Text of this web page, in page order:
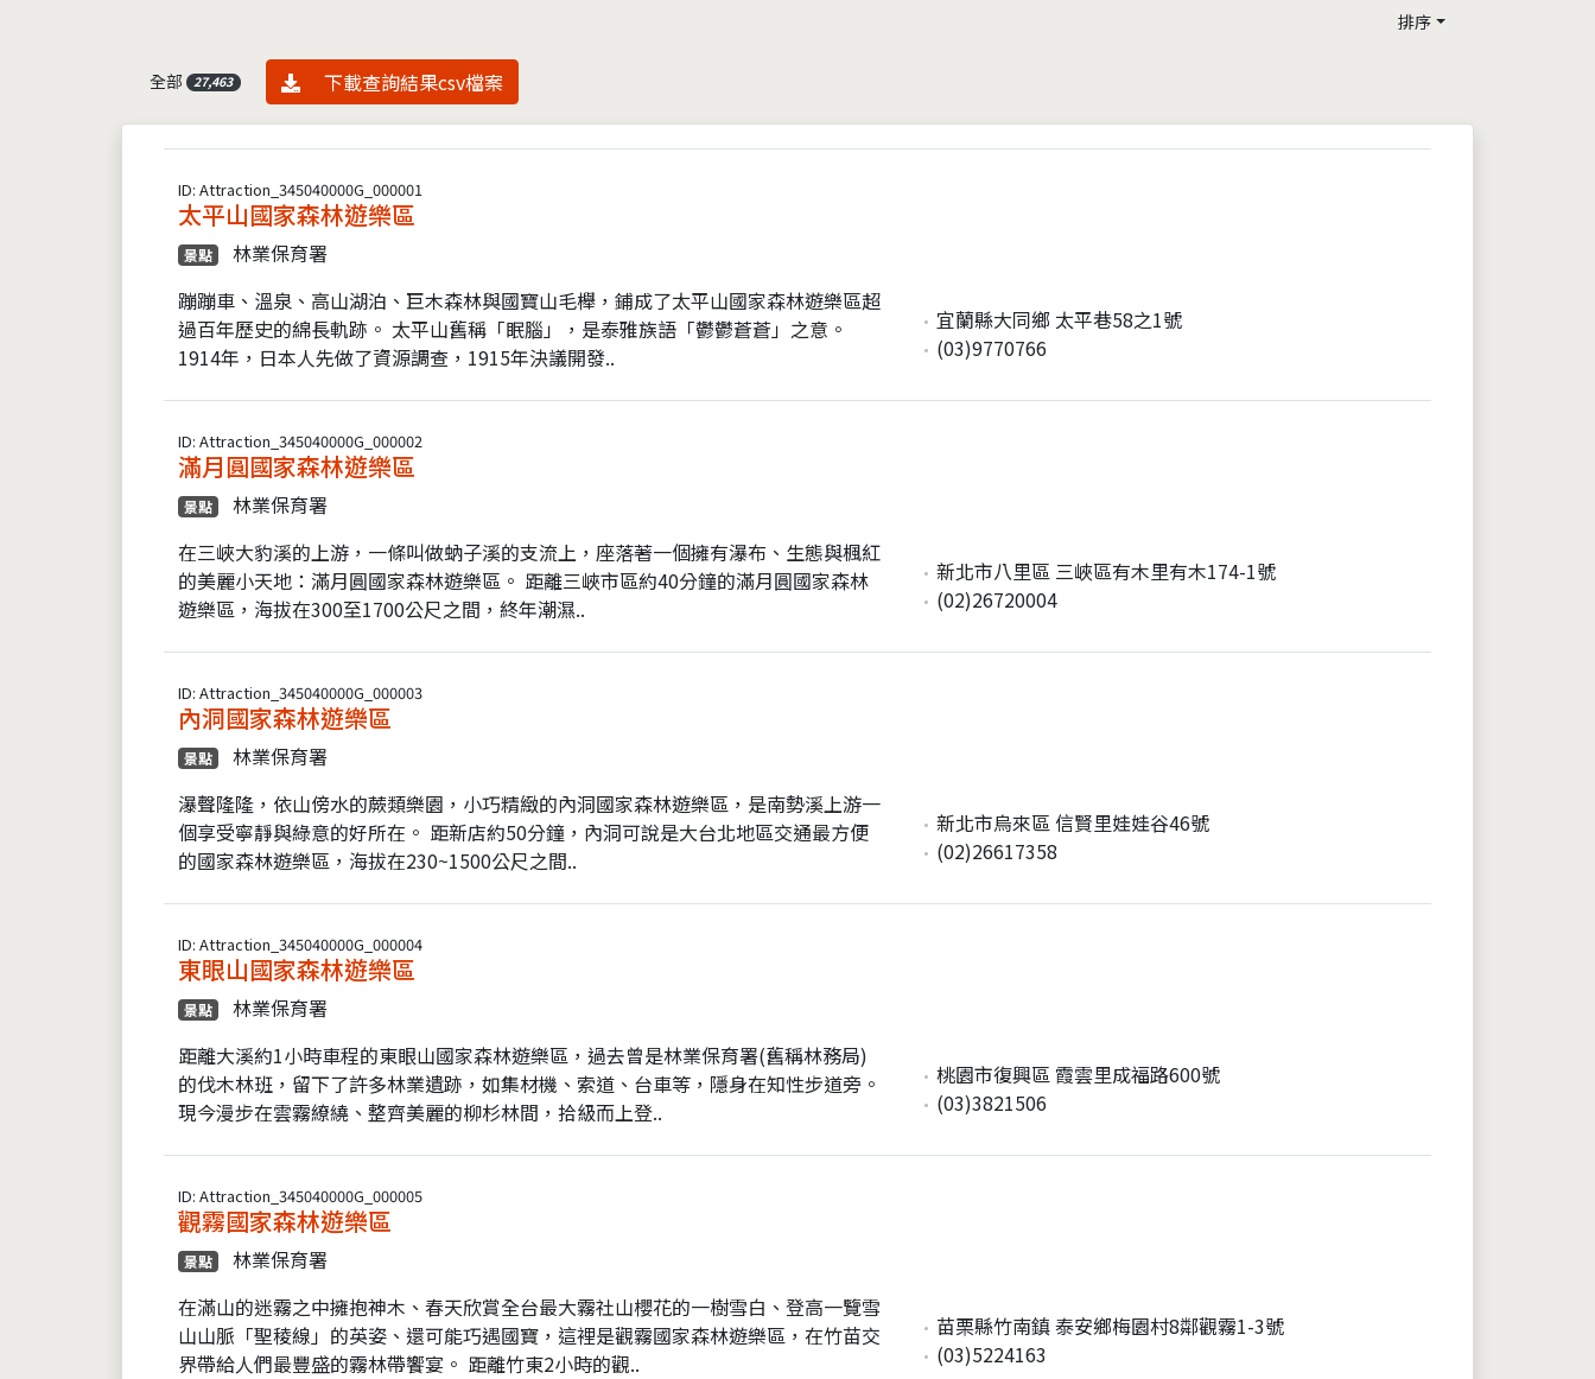
排序
全部 27,463 資料下載
下載查詢結果csv檔案
ID: Attraction_345040000G_000001
太平山國家森林遊樂區
景點
林業保育署
蹦蹦車、溫泉、高山湖泊、巨木森林與國寶山毛櫸，鋪成了太平山國家森林遊樂區超
過百年歷史的綿長軌跡。 太平山舊稱「眠腦」，是泰雅族語「鬱鬱蒼蒼」之意。
1914年，日本人先做了資源調查，1915年決議開發..
宜蘭縣大同鄉 太平巷58之1號
(03)9770766
ID: Attraction_345040000G_000002
滿月圓國家森林遊樂區
景點
林業保育署
在三峽大豹溪的上游，一條叫做蚋子溪的支流上，座落著一個擁有瀑布、生態與楓紅
的美麗小天地：滿月圓國家森林遊樂區。 距離三峽市區約40分鐘的滿月圓國家森林
遊樂區，海拔在300至1700公尺之間，終年潮濕..
新北市八里區 三峽區有木里有木174-1號
(02)26720004
ID: Attraction_345040000G_000003
內洞國家森林遊樂區
景點
林業保育署
瀑聲隆隆，依山傍水的蕨類樂園，小巧精緻的內洞國家森林遊樂區，是南勢溪上游一
個享受寧靜與綠意的好所在。 距新店約50分鐘，內洞可說是大台北地區交通最方便
的國家森林遊樂區，海拔在230~1500公尺之間..
新北市烏來區 信賢里娃娃谷46號
(02)26617358
ID: Attraction_345040000G_000004
東眼山國家森林遊樂區
景點
林業保育署
距離大溪約1小時車程的東眼山國家森林遊樂區，過去曾是林業保育署(舊稱林務局)
的伐木林班，留下了許多林業遺跡，如集材機、索道、台車等，隱身在知性步道旁。
現今漫步在雲霧繚繞、整齊美麗的柳杉林間，拾級而上登..
桃園市復興區 霞雲里成福路600號
(03)3821506
ID: Attraction_345040000G_000005
觀霧國家森林遊樂區
景點
林業保育署
在滿山的迷霧之中擁抱神木、春天欣賞全台最大霧社山櫻花的一樹雪白、登高一覽雪
山山脈「聖稜線」的英姿、還可能巧遇國寶，這裡是觀霧國家森林遊樂區，在竹苗交
界帶給人們最豐盛的霧林帶饗宴。 距離竹東2小時的觀..
苗栗縣竹南鎮 泰安鄉梅園村8鄰觀霧1-3號
(03)5224163